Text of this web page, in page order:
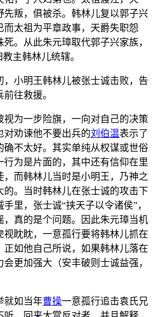
叛，俱被杀。韩林儿复以郭子兴
而太祖为平章政事，天爵失职怨
。从此朱元璋取代郭子兴家族，
主韩林儿统辖。
，小明王韩林儿被张士诚击败，告
往救援。
为一步险旗，一向对自己的决策
对劝谏他不要出兵的刘伯温表示了
不太好。其实单纯从权谋或世俗
为是片面的，其中还有信仰在里
而韩林儿当时是小明王，乃神之
。当时韩林儿在张士诚的攻击下
里，张士诚“挟天子以令诸侯”，
，真的是个问题。因此朱元璋当机
眈眈，一意孤行要将韩林儿抓在
如他自己所说，如果韩林儿落在
更加强大（安丰破则士诚益强，
就如当年曹操一意孤行追击袁氏兄